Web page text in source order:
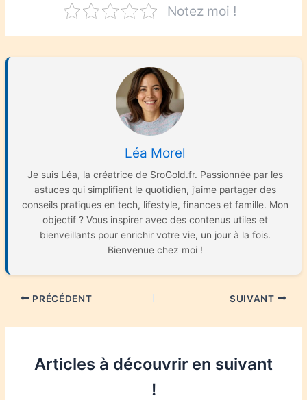
Notez moi !
Léa Morel
Je suis Léa, la créatrice de SroGold.fr. Passionnée par les
astuces qui simplifient le quotidien, j’aime partager des
conseils pratiques en tech, lifestyle, finances et famille. Mon
objectif ? Vous inspirer avec des contenus utiles et
bienveillants pour enrichir votre vie, un jour à la fois.
Bienvenue chez moi !
PRÉCÉDENT SUIVANT
Articles à découvrir en suivant
!